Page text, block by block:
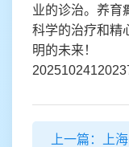
业的诊治。养育
科学的治疗和精
明的未来！
上一篇：上